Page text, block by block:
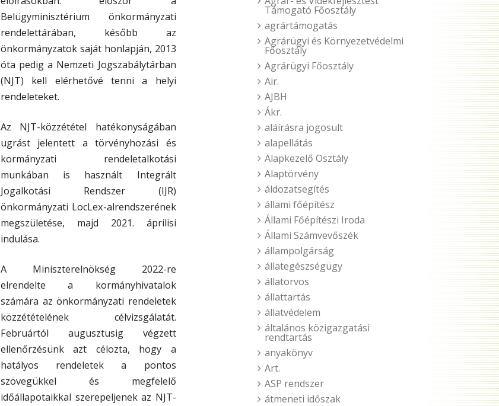
Belügyminisztérium önkormányzati
rendelettárában, később az
önkormányzatok saját honlapján, 2013
óta pedig a Nemzeti Jogszabálytárban
(NJT) kell elérhetővé tenni a helyi
rendeleteket.
Az NJT-közzététel hatékonyságában
ugrást jelentett a törvényhozási és
kormányzati rendeletalkotási
munkában is használt Integrált
Jogalkotási Rendszer (IJR)
önkormányzati LocLex-alrendszerének
megszületése, majd 2021. áprilisi
indulása.
A Miniszterelnökség 2022-re
elrendelte a kormányhivatalok
számára az önkormányzati rendeletek
közzétételének célvizsgálatát.
Februártól augusztusig végzett
ellenőrzésünk azt célozta, hogy a
hatályos rendeletek a pontos
szövegükkel és megfelelő
időállapotaikkal szerepeljenek az NJT-
Támogató Főosztály
agrártámogatás
Agrárügyi és Környezetvédelmi
Főosztály
Agrárügyi Főosztály
Air.
AJBH
Ákr.
aláírásra jogosult
alapellátás
Alapkezelő Osztály
Alaptörvény
áldozatsegítés
állami főépítész
Állami Főépítészi Iroda
Állami Számvevőszék
állampolgárság
állategészségügy
állatorvos
állattartás
állatvédelem
általános közigazgatási
rendtartás
anyakönyv
Art.
ASP rendszer
átmeneti időszak